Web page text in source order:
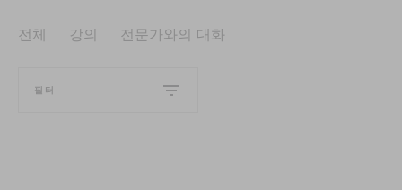
전체 강의 전문가와의 대화
필터